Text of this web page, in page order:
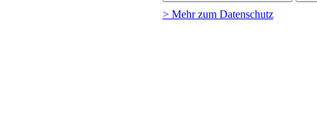
> Mehr zum Datenschutz